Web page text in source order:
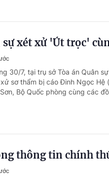
sự xét xử 'Út trọc'
30/7, tại trụ sở Tòa án Quân
sơ thẩm bị cáo Đinh Ngọc
Bộ Quốc phòng cùng các
thông tin chính